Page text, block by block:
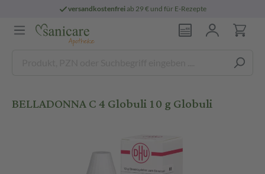
versandkostenfreiab 29 € und für E-Rezepte
BELLADONNA C 4 Globuli 10 g Globuli